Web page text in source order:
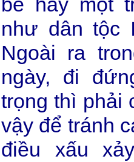
bé hay một
như dân tộc
Ngoài ra
ngày, đi
trọng thì phải
vậy để tránh
điều xấu